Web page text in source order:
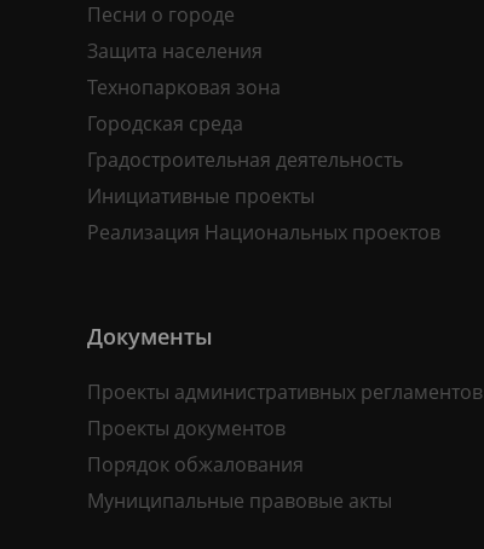
Песни о городе
Защита населения
Технопарковая зона
Городская среда
Градостроительная деятельность
Инициативные проекты
Реализация Национальных проектов
Документы
Проекты административных регламентов
Проекты документов
Порядок обжалования
Муниципальные правовые акты